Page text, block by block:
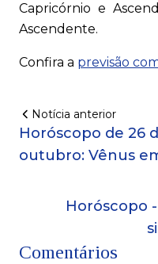
Capricórnio e
Ascendente.
Confira a previsão
Notícia anterior
Horóscopo de 26
outubro: Vênus
e Lua Crescente
Horóscopo
Comentários